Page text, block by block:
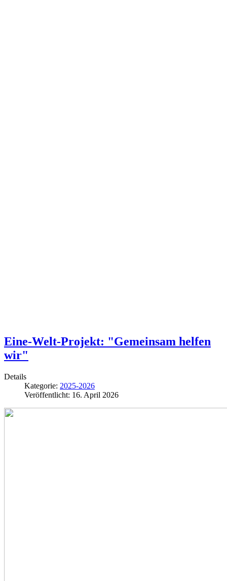
Eine-Welt-Projekt: "Gemeinsam helfen
wir"
Details
Kategorie: 2025-2026
Veröffentlicht: 16. April 2026